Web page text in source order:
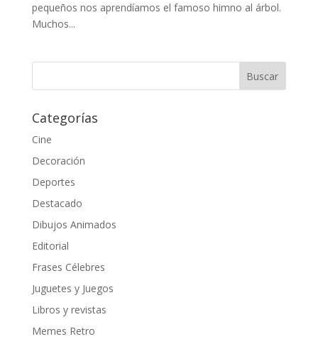
pequeños nos aprendíamos el famoso himno al árbol.
Muchos...
Categorías
Cine
Decoración
Deportes
Destacado
Dibujos Animados
Editorial
Frases Célebres
Juguetes y Juegos
Libros y revistas
Memes Retro